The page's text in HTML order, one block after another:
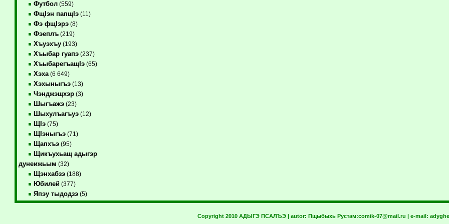
Футбол(559)
ФщIэн папщIэ(11)
Фэ фщIэрэ(8)
Фэеплъ(219)
Хъуэхъу(193)
Хъыбар гуапэ(237)
ХъыбарегъащIэ(65)
Хэха(6 649)
Хэхыныгъэ(13)
Чэнджэщхэр(3)
Шыгъажэ(23)
Шыхулъагъуэ(12)
ЩIэ(75)
ЩIэныгъэ(71)
Щапхъэ(95)
Щикъухьащ адыгэр
дунеижьым (32)
Щэнхабзэ(188)
Юбилей(377)
Япэу тыдодзэ(5)
Copyright 2010 АДЫГЭ ПСАЛЪЭ | autor: Пщыбыхь Рустам:comik-07@mail.ru | e-mail: